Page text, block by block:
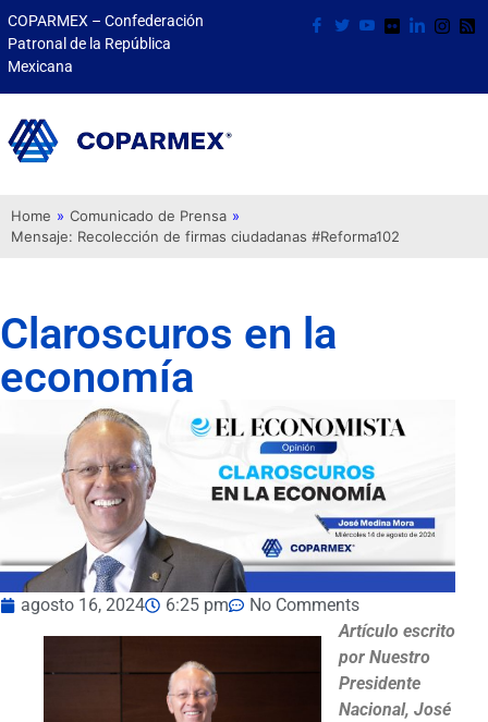
COPARMEX – Confederación
Patronal de la República
Mexicana
Home » Comunicado de Prensa »
Mensaje: Recolección de firmas ciudadanas #Reforma102
Claroscuros en la
economía
agosto 16, 2024 6:25 pm
No Comments
Artículo escrito
por Nuestro
Presidente
Nacional, José